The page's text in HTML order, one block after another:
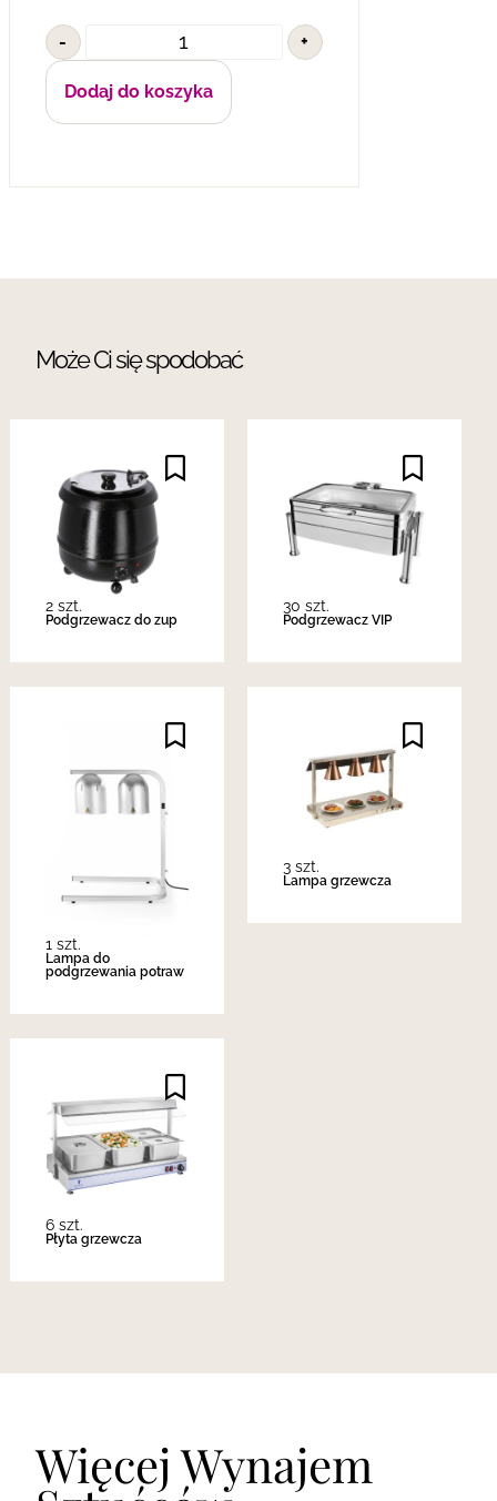
- +
Dodaj do koszyka
Może Ci się spodobać
2 szt.
Podgrzewacz do zup
30 szt.
Podgrzewacz VIP
1 szt.
Lampa do
podgrzewania potraw
3 szt.
Lampa grzewcza
6 szt.
Płyta grzewcza
Więcej Wynajem